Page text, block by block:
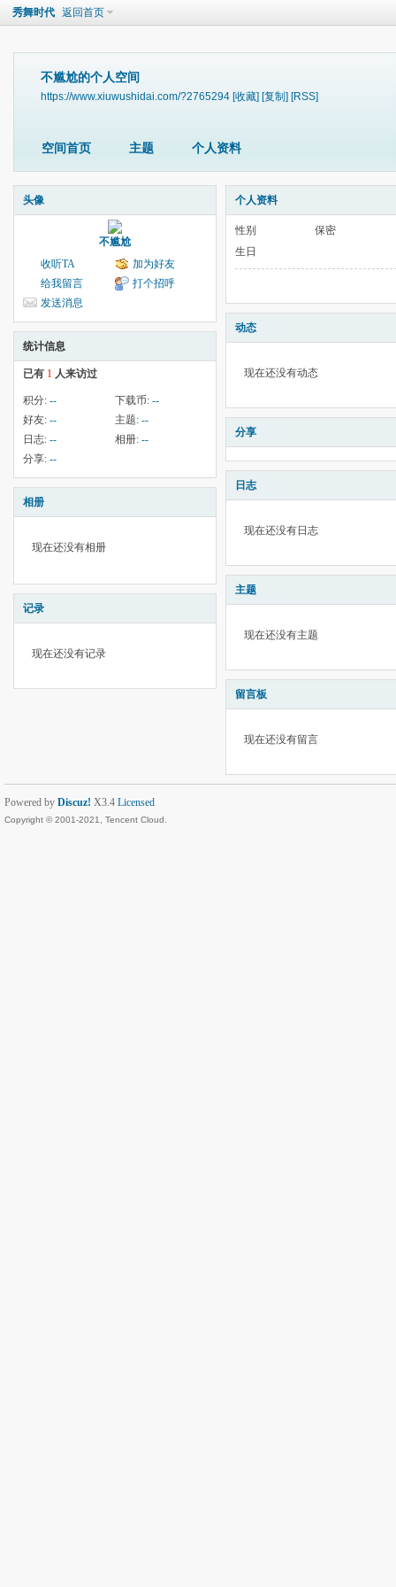
秀舞时代 返回首页
不尴尬的个人空间
https://www.xiuwushidai.com/?2765294 [收藏] [复制] [RSS]
空间首页 主题 个人资料
头像
不尴尬
收听TA
加为好友
给我留言
打个招呼
发送消息
统计信息
已有 1 人来访过
积分: -- 下载币: --
好友: -- 主题: --
日志: -- 相册: --
分享: --
相册
现在还没有相册
记录
现在还没有记录
个人资料
性别
保密
生日
动态
现在还没有动态
分享
日志
现在还没有日志
主题
现在还没有主题
留言板
现在还没有留言
Powered by Discuz! X3.4 Licensed
Copyright © 2001-2021, Tencent Cloud.